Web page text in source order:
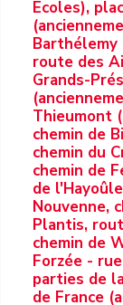
Ecoles),
Barthélemy
route des
Grands-
Thieumont
chemin de
chemin du
chemin de
de
Nouvenne,
Plantis,
chemin de
Forzée -
parties de
de France